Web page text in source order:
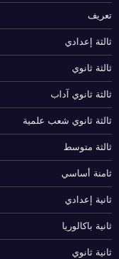
تعريف
ثالثة إعدادي
ثالثة ثانوي
ثالثة ثانوي آداب
ثالثة ثانوي شعب علمية
ثالثة متوسط
ثامنة أساسي
ثانية إعدادي
ثانية باكالوريا
ثانية ثانوي